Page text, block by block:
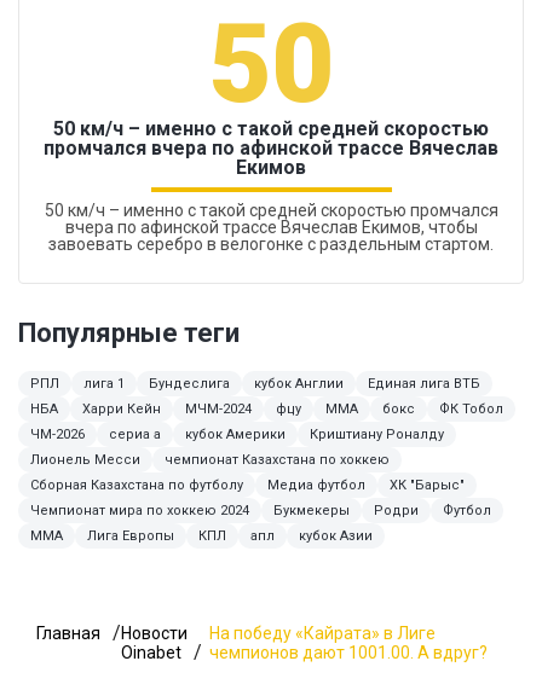
50
50 км/ч – именно с такой средней скоростью
промчался вчера по афинской трассе Вячеслав
Екимов
50 км/ч – именно с такой средней скоростью промчался
вчера по афинской трассе Вячеслав Екимов, чтобы
завоевать серебро в велогонке с раздельным стартом.
Популярные теги
РПЛ лига 1 Бундеслига кубок Англии
Единая лига ВТБ
НБА
Харри Кейн МЧМ-2024 фцу MMA бокс
ФК Тобол
ЧМ-2026
сериа а кубок Америки
Криштиану Роналду
Лионель Месси
чемпионат Казахстана по хоккею
Сборная Казахстана по футболу
Медиа футбол
ХК "Барыс"
Чемпионат мира по хоккею 2024
Букмекеры Родри
Футбол
ММА
Лига Европы КПЛ апл кубок Азии
Главная
Новости
Oinabet
На победу «Кайрата» в Лиге
чемпионов дают 1001.00. А вдруг?